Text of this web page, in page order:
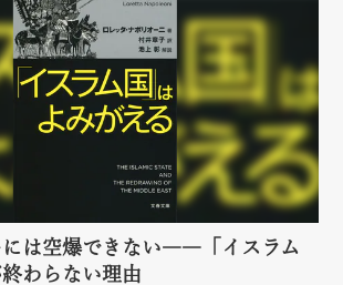
には空爆できない――「イスラム
わらない理由